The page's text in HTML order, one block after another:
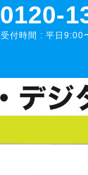
0120-
受付時間 : 平日9:00